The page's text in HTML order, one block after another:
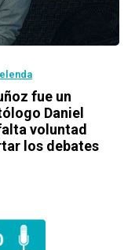
fue un
Daniel
voluntad
los debates